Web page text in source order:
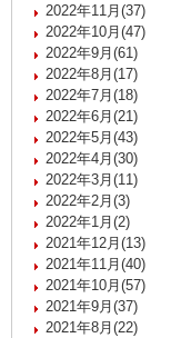
2022年11月(37)
2022年10月(47)
2022年9月(61)
2022年8月(17)
2022年7月(18)
2022年6月(21)
2022年5月(43)
2022年4月(30)
2022年3月(11)
2022年2月(3)
2022年1月(2)
2021年12月(13)
2021年11月(40)
2021年10月(57)
2021年9月(37)
2021年8月(22)